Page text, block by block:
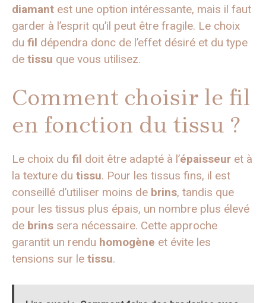
diamant est une option intéressante, mais il faut
garder à l’esprit qu’il peut être fragile. Le choix
du fil dépendra donc de l’effet désiré et du type
de tissu que vous utilisez.
Comment choisir le fil
en fonction du tissu ?
Le choix du fil doit être adapté à l’épaisseur et à
la texture du tissu. Pour les tissus fins, il est
conseillé d’utiliser moins de brins, tandis que
pour les tissus plus épais, un nombre plus élevé
de brins sera nécessaire. Cette approche
garantit un rendu homogène et évite les
tensions sur le tissu.